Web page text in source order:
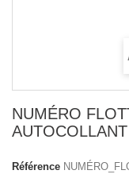
NUMÉRO
AUTOCOLLANT
Référence